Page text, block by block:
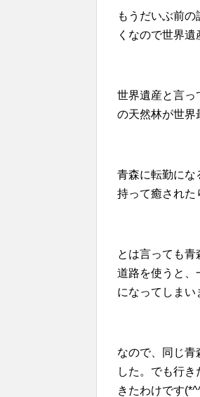
もうだいぶ前
くなので世界遺
世界遺産と言
の天然林が世界
青森に転勤にな
持って癒された
とは言っても
道路を使うと、
になってしまい
なので、同じ
した。でも行
きたわけです